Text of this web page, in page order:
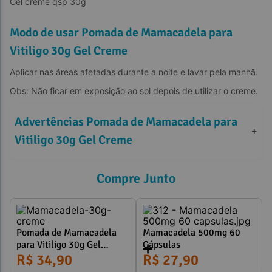
Modo de usar Pomada de Mamacadela para
Vitiligo 30g Gel Creme
Aplicar nas áreas afetadas durante a noite e lavar pela manhã.
Obs: Não ficar em exposição ao sol depois de utilizar o creme.
Advertências Pomada de Mamacadela para
Vitiligo 30g Gel Creme
+
Compre Junto
Pomada de Mamacadela
para Vitiligo 30g Gel
Creme - Repigmentação da
Pele
R$ 34,90
Mamacadela 500mg 60
Cápsulas
R$ 27,90